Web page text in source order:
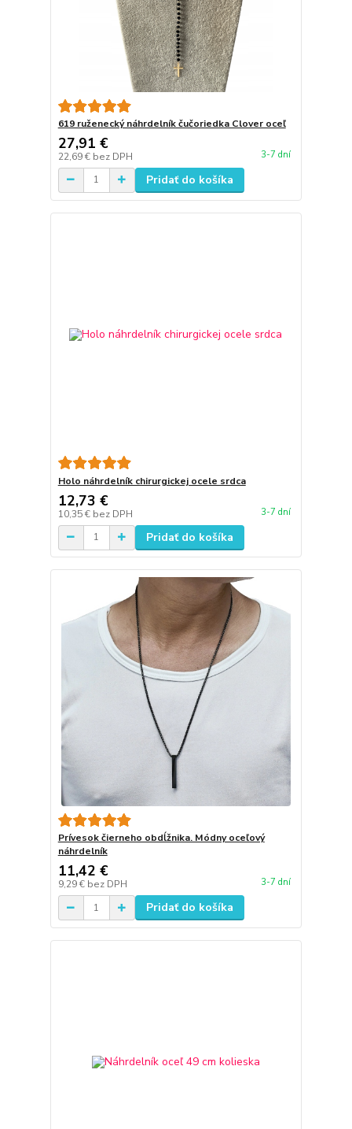
619 ruženecký náhrdelník čučoriedka Clover oceľ
27,91 €
22,69 € bez DPH 3-7 dní
Pridať do košíka
Holo náhrdelník chirurgickej ocele srdca
12,73 €
10,35 € bez DPH 3-7 dní
Pridať do košíka
Prívesok čierneho obdĺžnika. Módny oceľový
náhrdelník
11,42 €
9,29 € bez DPH 3-7 dní
Pridať do košíka